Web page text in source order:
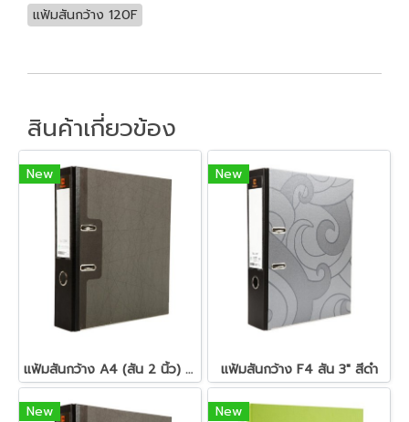
แฟ้มสันกว้าง 120F
สินค้าเกี่ยวข้อง
New
แฟ้มสันกว้าง A4 (สัน 2 นิ้ว) สีดำ ตราช้าง 115
New
แฟ้มสันกว้าง F4 สัน 3" สีดำ
New New